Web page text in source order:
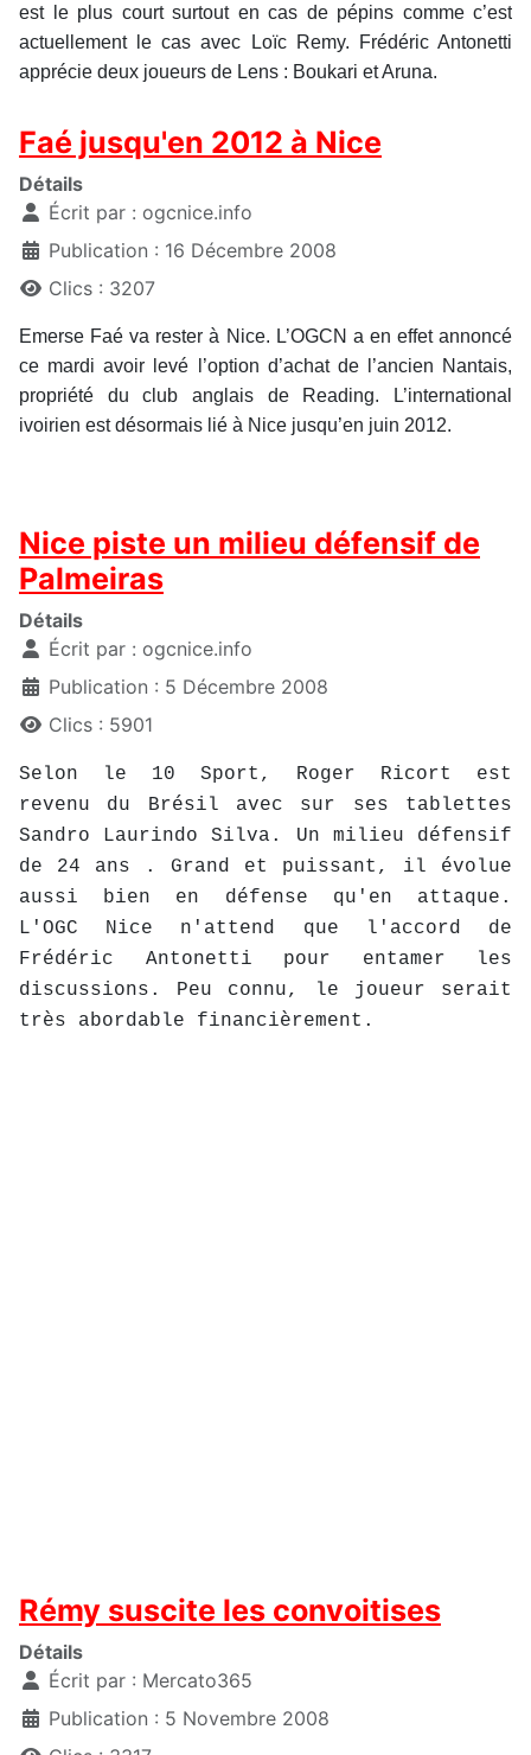
est le plus court surtout en cas de pépins comme c’est
actuellement le cas avec Loïc Remy. Frédéric Antonetti
apprécie deux joueurs de Lens : Boukari et Aruna.
Faé jusqu'en 2012 à Nice
Détails
Écrit par : ogcnice.info
Publication : 16 Décembre 2008
Clics : 3207
Emerse Faé va rester à Nice. L’OGCN a en effet annoncé
ce mardi avoir levé l’option d’achat de l’ancien Nantais,
propriété du club anglais de Reading. L’international
ivoirien est désormais lié à Nice jusqu’en juin 2012.
Nice piste un milieu défensif de
Palmeiras
Détails
Écrit par : ogcnice.info
Publication : 5 Décembre 2008
Clics : 5901
Selon le 10 Sport, Roger Ricort est
revenu du Brésil avec sur ses tablettes
Sandro Laurindo Silva. Un milieu défensif
de 24 ans . Grand et puissant, il évolue
aussi bien en défense qu'en attaque.
L'OGC Nice n'attend que l'accord de
Frédéric Antonetti pour entamer les
discussions. Peu connu, le joueur serait
très abordable financièrement.
Rémy suscite les convoitises
Détails
Écrit par : Mercato365
Publication : 5 Novembre 2008